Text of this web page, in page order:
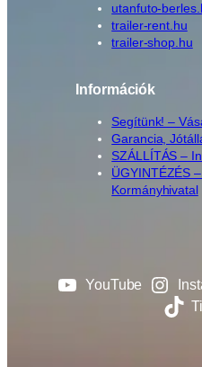
utanfuto-
trailer-rent.hu
trailer-shop.hu
Információk
Segítünk! –
Garancia,
SZÁLLÍTÁS –
ÜGYINTÉZÉS
Kormányhivatal
YouTube